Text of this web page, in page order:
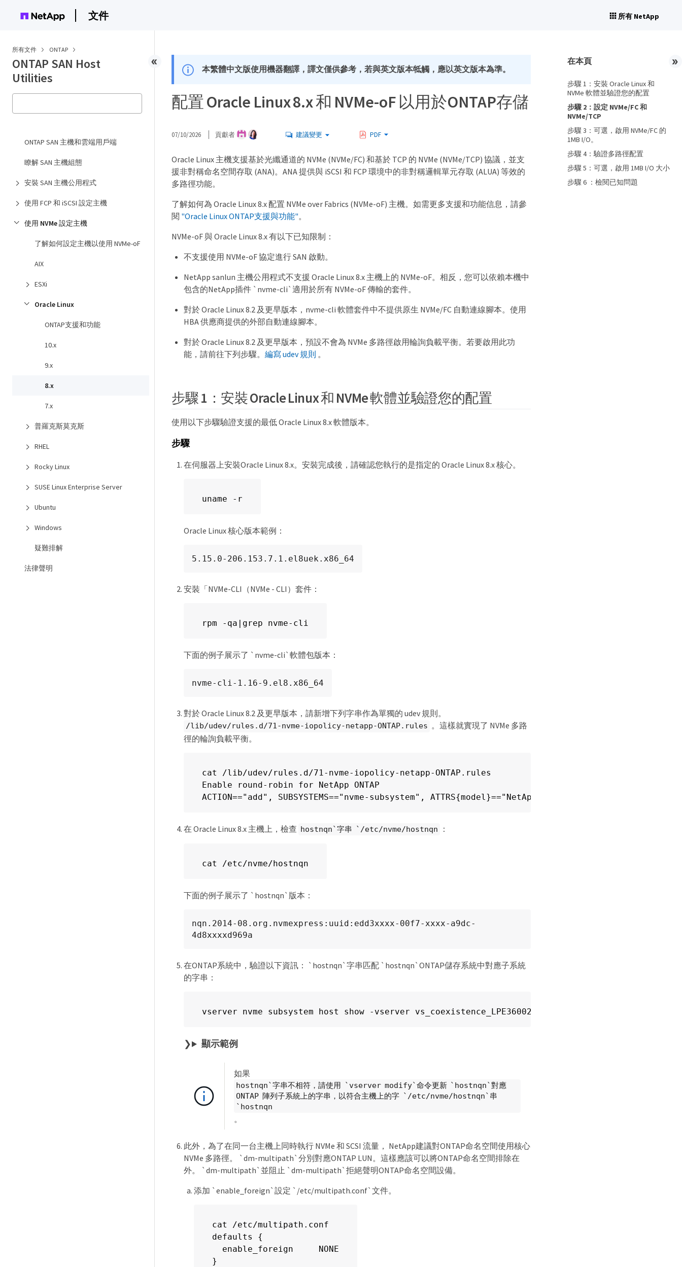
文件 所有 NetApp
所有文件 ONTAP
ONTAP SAN Host
Utilities
ONTAP SAN 主機和雲端用戶端
瞭解 SAN 主機組態
安裝 SAN 主機公用程式
使用 FCP 和 iSCSI 設定主機
使用 NVMe 設定主機
了解如何設定主機以使用 NVMe-oF
AIX
ESXi
Oracle Linux
ONTAP支援和功能
10.x
9.x
8.x
7.x
普羅克斯莫克斯
RHEL
Rocky Linux
SUSE Linux Enterprise Server
Ubuntu
Windows
疑難排解
法律聲明
本繁體中文版使用機器翻譯，譯文僅供參考，若與英文版本牴觸，應以英文版本為準。
配置 Oracle Linux 8.x 和 NVMe-oF 以用於ONTAP存儲
07/10/2026 貢獻者 建議變更 PDF
Oracle Linux 主機支援基於光纖通道的 NVMe (NVMe/FC) 和基於 TCP 的 NVMe (NVMe/TCP) 協議，並支
援非對稱命名空間存取 (ANA)。ANA 提供與 iSCSI 和 FCP 環境中的非對稱邏輯單元存取 (ALUA) 等效的
多路徑功能。
了解如何為 Oracle Linux 8.x 配置 NVMe over Fabrics (NVMe-oF) 主機。如需更多支援和功能信息，請參
閱 "Oracle Linux ONTAP支援與功能"。
NVMe-oF 與 Oracle Linux 8.x 有以下已知限制：
不支援使用 NVMe-oF 協定進行 SAN 啟動。
NetApp sanlun 主機公用程式不支援 Oracle Linux 8.x 主機上的 NVMe-oF。相反，您可以依賴本機中
包含的NetApp插件 `nvme-cli`適用於所有 NVMe-oF 傳輸的套件。
對於 Oracle Linux 8.2 及更早版本，nvme-cli 軟體套件中不提供原生 NVMe/FC 自動連線腳本。使用
HBA 供應商提供的外部自動連線腳本。
對於 Oracle Linux 8.2 及更早版本，預設不會為 NVMe 多路徑啟用輪詢負載平衡。若要啟用此功
能，請前往下列步驟。 編寫 udev 規則 。
步驟 1：安裝 Oracle Linux 和 NVMe 軟體並驗證您的配置
使用以下步驟驗證支援的最低 Oracle Linux 8.x 軟體版本。
步驟
在伺服器上安裝Oracle Linux 8.x。安裝完成後，請確認您執行的是指定的 Oracle Linux 8.x 核心。
uname -r
Oracle Linux 核心版本範例：
5.15.0-206.153.7.1.el8uek.x86_64
安裝「NVMe-CLI（NVMe - CLI）套件：
rpm -qa|grep nvme-cli
下面的例子展示了 `nvme-cli`軟體包版本：
nvme-cli-1.16-9.el8.x86_64
對於 Oracle Linux 8.2 及更早版本，請新增下列字串作為單獨的 udev 規則。
/lib/udev/rules.d/71-nvme-iopolicy-netapp-ONTAP.rules 。這樣就實現了 NVMe 多路
徑的輪詢負載平衡。
cat /lib/udev/rules.d/71-nvme-iopolicy-netapp-ONTAP.rules
Enable round-robin for NetApp ONTAP
ACTION=="add", SUBSYSTEMS=="nvme-subsystem", ATTRS{model}=="NetApp ONTAP Controller",
在 Oracle Linux 8.x 主機上，檢查 hostnqn`字串 `/etc/nvme/hostnqn ：
cat /etc/nvme/hostnqn
下面的例子展示了 `hostnqn`版本：
nqn.2014-08.org.nvmexpress:uuid:edd3xxxx-00f7-xxxx-a9dc-
4d8xxxxd969a
在ONTAP系統中，驗證以下資訊： `hostnqn`字串匹配 `hostnqn`ONTAP儲存系統中對應子系統
的字串：
vserver nvme subsystem host show -vserver vs_coexistence_LPE36002
顯示範例
如果
hostnqn`字串不相符，請使用 `vserver modify`命令更新 `hostnqn`對應
ONTAP 陣列子系統上的字串，以符合主機上的字 `/etc/nvme/hostnqn`串
`hostnqn
。
此外，為了在同一台主機上同時執行 NVMe 和 SCSI 流量， NetApp建議對ONTAP命名空間使用核心
NVMe 多路徑。 `dm-multipath`分別對應ONTAP LUN。這樣應該可以將ONTAP命名空間排除在
外。 `dm-multipath`並阻止 `dm-multipath`拒絕聲明ONTAP命名空間設備。
添加 `enable_foreign`設定 `/etc/multipath.conf`文件。
cat /etc/multipath.conf
defaults {
  enable_foreign     NONE
}
在本頁
步驟 1：安裝 Oracle Linux 和
NVMe 軟體並驗證您的配置
步驟 2：設定 NVMe/FC 和
NVMe/TCP
步驟 3：可選，啟用 NVMe/FC 的
1MB I/O。
步驟 4：驗證多路徑配置
步驟 5：可選，啟用 1MB I/O 大小
步驟 6 ：檢閱已知問題